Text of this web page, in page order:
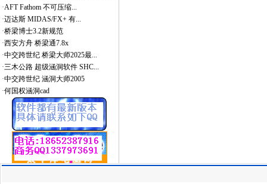
·AFT Fathom 不可压缩...
·迈达斯 MIDAS/FX+ 有...
·桥梁博士3.2新规范
·西安方舟 桥梁通7.8x
·中交跨世纪 桥梁大师2025最...
·三木公路 超级涵洞软件 SHC...
·中交跨世纪 涵洞大师2005
·何国权涵洞cad